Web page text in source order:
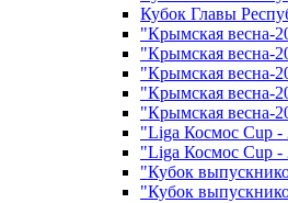
Кубок Главы
"Крымская весна-
"Крымская весна-
"Крымская весна-
"Крымская весна-
"Крымская весна-
"Liga Космос Cup -
"Liga Космос Cup -
"Кубок
"Кубок